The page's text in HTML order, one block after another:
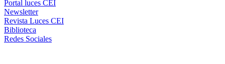
Portal luces CEI
Newsletter
Revista Luces CEI
Biblioteca
Redes Sociales